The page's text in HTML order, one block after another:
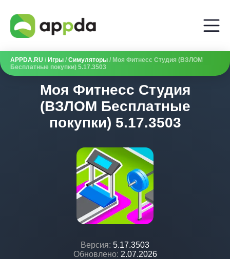
APPDA.RU / Игры / Симуляторы / Моя Фитнесс Студия (ВЗЛОМ
Бесплатные покупки) 5.17.3503
Моя Фитнесс Студия
(ВЗЛОМ Бесплатные
покупки) 5.17.3503
Версия: 5.17.3503
Обновлено: 2.07.2026